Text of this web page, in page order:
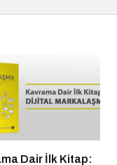
Dair İlk Kitap: